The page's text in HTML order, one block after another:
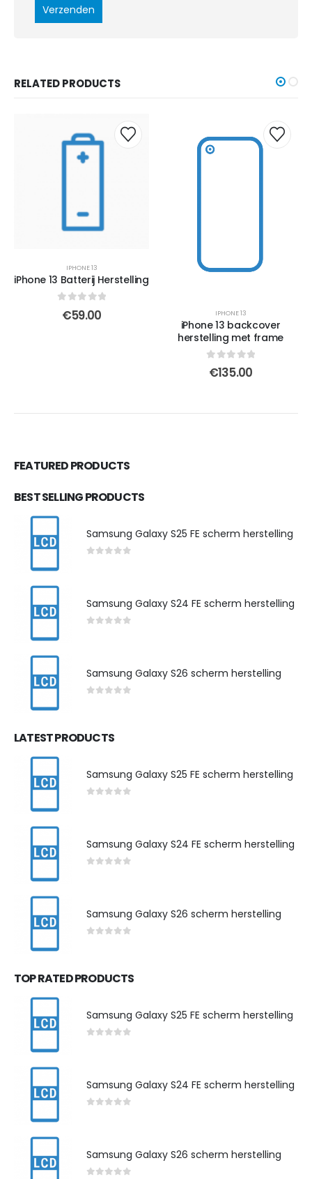
RELATED PRODUCTS
IPHONE 13
iPhone 13 Batterij Herstelling
out of 5
€59.00 IPHONE 13
iPhone 13 backcover
herstelling met frame
0out of 5
€135.00
FEATURED PRODUCTS
BEST SELLING PRODUCTS
Samsung Galaxy S25 FE scherm herstelling
Samsung Galaxy S24 FE scherm herstelling
Samsung Galaxy S26 scherm herstelling
LATEST PRODUCTS
Samsung Galaxy S25 FE scherm herstelling
Samsung Galaxy S24 FE scherm herstelling
Samsung Galaxy S26 scherm herstelling
TOP RATED PRODUCTS
Samsung Galaxy S25 FE scherm herstelling
Samsung Galaxy S24 FE scherm herstelling
Samsung Galaxy S26 scherm herstelling